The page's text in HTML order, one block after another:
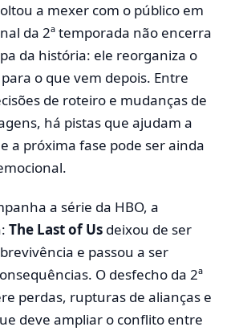
a mexer com o público em
da 2ª temporada não encerra
da história: ele reorganiza o
o que vem depois. Entre
de roteiro e mudanças de
há pistas que ajudam a
a próxima fase pode ser ainda
a série da HBO, a
The Last of Us deixou de ser
e passou a ser
O desfecho da 2ª
perdas, rupturas de alianças e
deve ampliar o conflito entre